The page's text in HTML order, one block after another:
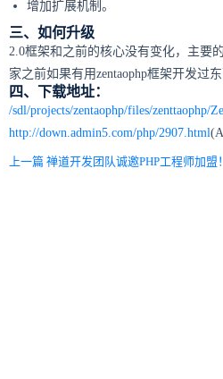
增加扩展机制。
三、如何升级
2.0框架和之前的核心没有变化，主要
家之前如果有用zentaophp框架开发过
四、下载地址：
/sdl/projects/zentaophp/files/zenttaophp/
http://down.admin5.com/php/2907.html
上一篇 禅道开发团队诚邀PHP工程师加盟！